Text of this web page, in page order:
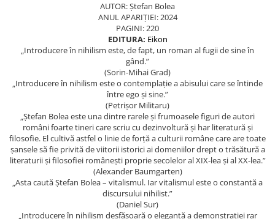
Politică/Geopolitică
Psihologie
Spiritualitate/Ezoterism
Sport
Stiinte/Educatie
Noutăți
Reviste
AUTOR: Ştefan Bolea
ANUL APARIȚIEI: 2024
PAGINI: 220
EDITURA: Eikon
„Introducere în nihilism este, de fapt, un roman al fugii de sine în
gând.”
(Sorin-Mihai Grad)
„Introducere în nihilism este o contemplație a abisului care se întinde
între ego și sine.”
(Petrișor Militaru)
„Ștefan Bolea este una dintre rarele și frumoasele figuri de autori
români foarte tineri care scriu cu dezinvoltură și har literatură și
filosofie. El cultivă astfel o linie de forță a culturii române care are toate
șansele să fie privită de viitorii istorici ai domeniilor drept o trăsătură a
literaturii și filosofiei românești proprie secolelor al XIX-lea și al XX-lea.”
(Alexander Baumgarten)
„Asta caută Ștefan Bolea – vitalismul. Iar vitalismul este o constantă a
discursului nihilist.”
(Daniel Sur)
„Introducere în nihilism desfășoară o eleganță a demonstrației rar